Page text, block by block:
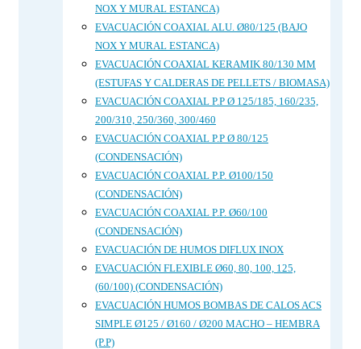
NOX Y MURAL ESTANCA)
EVACUACIÓN COAXIAL ALU. Ø80/125 (BAJO
NOX Y MURAL ESTANCA)
EVACUACIÓN COAXIAL KERAMIK 80/130 MM
(ESTUFAS Y CALDERAS DE PELLETS / BIOMASA)
EVACUACIÓN COAXIAL P.P Ø 125/185, 160/235,
200/310, 250/360, 300/460
EVACUACIÓN COAXIAL P.P Ø 80/125
(CONDENSACIÓN)
EVACUACIÓN COAXIAL P.P. Ø100/150
(CONDENSACIÓN)
EVACUACIÓN COAXIAL P.P. Ø60/100
(CONDENSACIÓN)
EVACUACIÓN DE HUMOS DIFLUX INOX
EVACUACIÓN FLEXIBLE Ø60, 80, 100, 125,
(60/100) (CONDENSACIÓN)
EVACUACIÓN HUMOS BOMBAS DE CALOS ACS
SIMPLE Ø125 / Ø160 / Ø200 MACHO – HEMBRA
(P.P)